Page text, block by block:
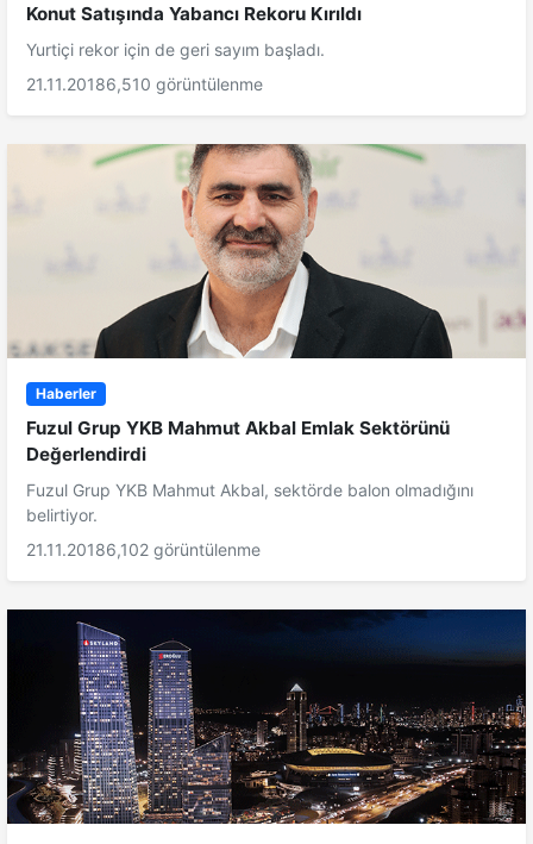
Konut Satışında Yabancı Rekoru Kırıldı
Yurtiçi rekor için de geri sayım başladı.
21.11.20186,510 görüntülenme
Haberler
Fuzul Grup YKB Mahmut Akbal Emlak Sektörünü
Değerlendirdi
Fuzul Grup YKB Mahmut Akbal, sektörde balon olmadığını
belirtiyor.
21.11.20186,102 görüntülenme